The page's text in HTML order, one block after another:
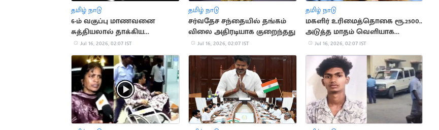
தமிழ் நாடு
6-ம் வகுப்பு மாணவனை
சுத்தியலால் தாக்கிய
உடற்பயிற்சி ஆசிரியர்
Jul 16, 2026, 02:07 IST
தமிழ் நாடு
சர்வதேச சந்தையில் தங்கம்
விலை அதிரடியாக குறைந்தது
Jul 16, 2026, 02:07 IST
தமிழ் நாடு
மகளிர் உரிமைத்தொகை ரூ.2500..
அடுத்த மாதம் வெளியாக
வாய்ப்பு
Jul 16, 2026, 02:07 IST